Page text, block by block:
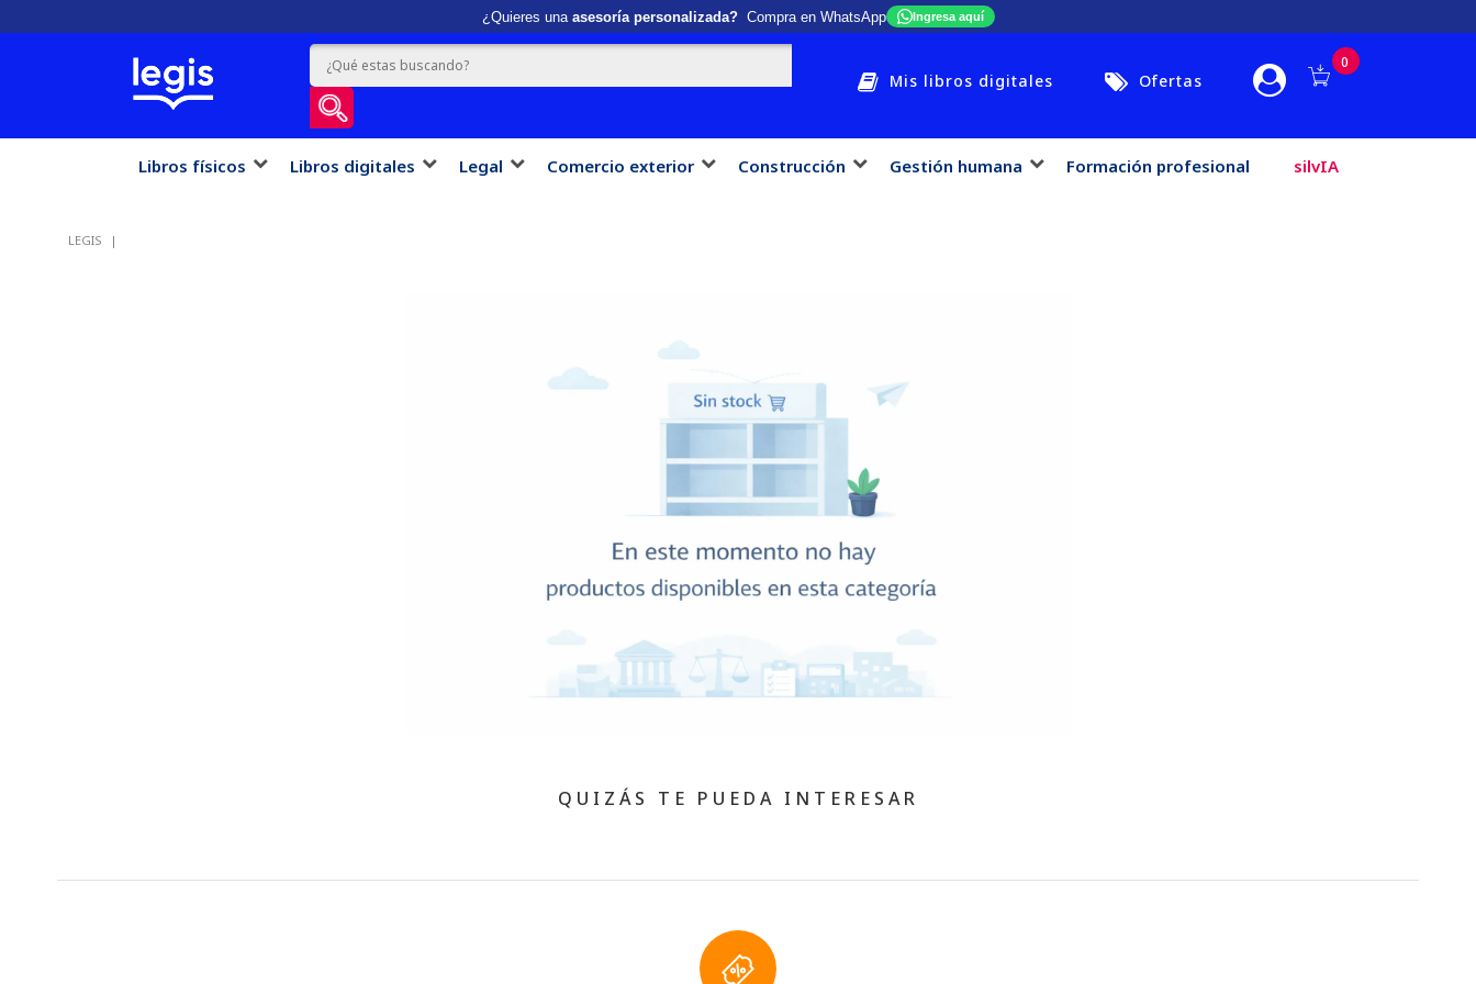
¿Quieres una asesoría personalizada?Compra en WhatsApp Ingresa aquí
Mis libros digitales Ofertas
0
Libros físicos Libros digitales Legal Comercio exterior Construcción Gestión humana Formación profesional silvIA
LEGIS
QUIZÁS TE PUEDA INTERESAR